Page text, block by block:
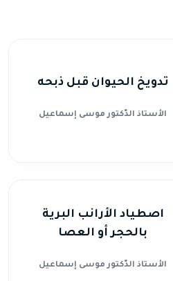
تدويخ الحيوان قبل ذبحه
الأستاذ الدّكتور موسى إسماعيل
اصطياد الأرانب البرية
بالحجر أو العصا
الأستاذ الدّكتور موسى إسماعيل